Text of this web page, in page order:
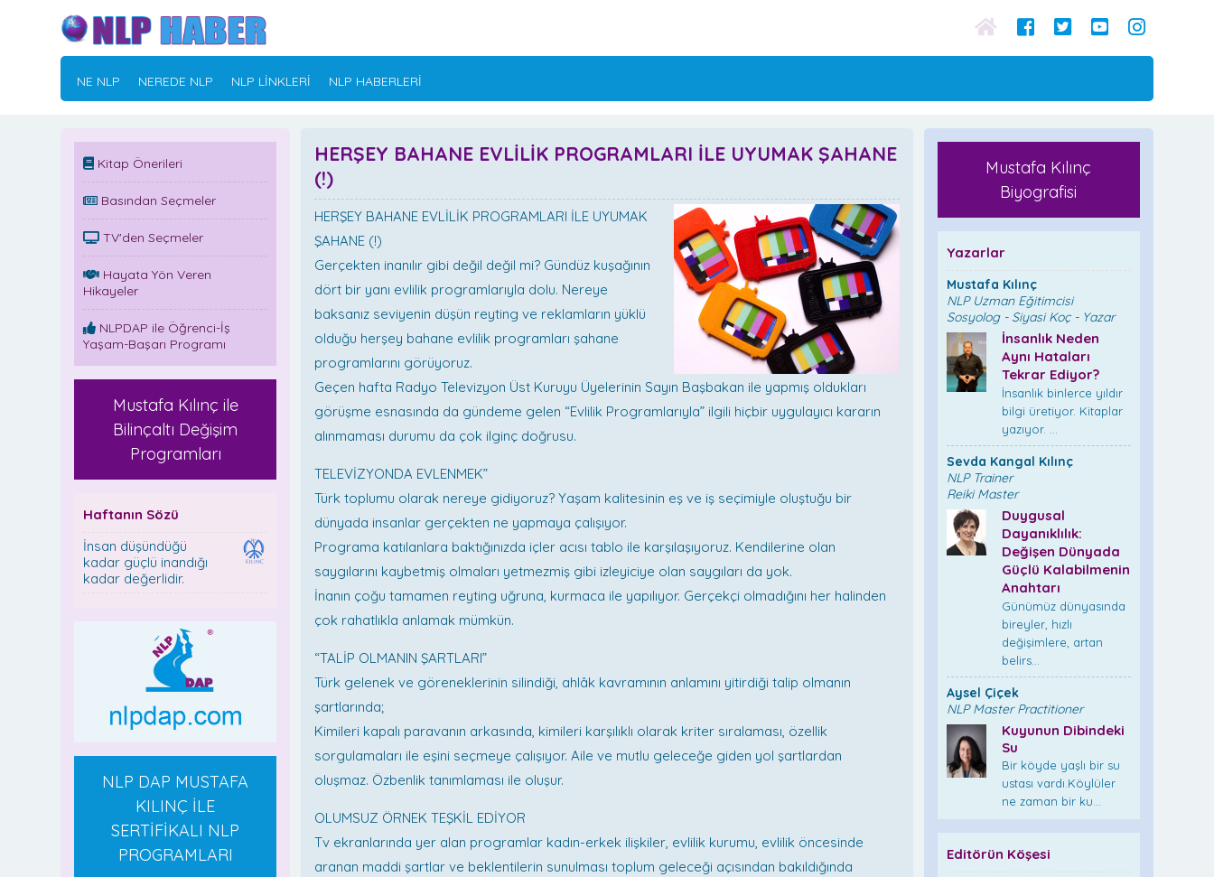
NE NLP NEREDE NLP NLP LİNKLERİ NLP HABERLERİ
Kitap Önerileri
Basından Seçmeler
TV'den Seçmeler
Hayata Yön Veren
Hikayeler
NLPDAP ile Öğrenci-İş
Yaşam-Başarı Programı
Mustafa Kılınç ile
Bilinçaltı Değişim
Programları
Haftanın Sözü
İnsan düşündüğü
kadar güçlü inandığı
kadar değerlidir.
NLP DAP MUSTAFA
KILINÇ İLE
SERTİFİKALI NLP
PROGRAMLARI
HERŞEY BAHANE EVLİLİK PROGRAMLARI İLE UYUMAK ŞAHANE
(!)
HERŞEY BAHANE EVLİLİK PROGRAMLARI İLE UYUMAK
ŞAHANE (!)
Gerçekten inanılır gibi değil değil mi? Gündüz kuşağının
dört bir yanı evlilik programlarıyla dolu. Nereye
baksanız seviyenin düşün reyting ve reklamların yüklü
olduğu herşey bahane evlilik programları şahane
programlarını görüyoruz.
Geçen hafta Radyo Televizyon Üst Kuruyu Üyelerinin Sayın Başbakan ile yapmış oldukları
görüşme esnasında da gündeme gelen “Evlilik Programlarıyla” ilgili hiçbir uygulayıcı kararın
alınmaması durumu da çok ilginç doğrusu.
TELEVİZYONDA EVLENMEK”
Türk toplumu olarak nereye gidiyoruz? Yaşam kalitesinin eş ve iş seçimiyle oluştuğu bir
dünyada insanlar gerçekten ne yapmaya çalışıyor.
Programa katılanlara baktığınızda içler acısı tablo ile karşılaşıyoruz. Kendilerine olan
saygılarını kaybetmiş olmaları yetmezmiş gibi izleyiciye olan saygıları da yok.
İnanın çoğu tamamen reyting uğruna, kurmaca ile yapılıyor. Gerçekçi olmadığını her halinden
çok rahatlıkla anlamak mümkün.
“TALİP OLMANIN ŞARTLARI”
Türk gelenek ve göreneklerinin silindiği, ahlâk kavramının anlamını yitirdiği talip olmanın
şartlarında;
Kimileri kapalı paravanın arkasında, kimileri karşılıklı olarak kriter sıralaması, özellik
sorgulamaları ile eşini seçmeye çalışıyor. Aile ve mutlu geleceğe giden yol şartlardan
oluşmaz. Özbenlik tanımlaması ile oluşur.
OLUMSUZ ÖRNEK TEŞKİL EDİYOR
Tv ekranlarında yer alan programlar kadın-erkek ilişkiler, evlilik kurumu, evlilik öncesinde
aranan maddi şartlar ve beklentilerin sunulması toplum geleceği açısından bakıldığında
Mustafa Kılınç
Biyografisi
Yazarlar
Mustafa Kılınç
NLP Uzman Eğitimcisi
Sosyolog - Siyasi Koç - Yazar
İnsanlık Neden
Aynı Hataları
Tekrar Ediyor?
İnsanlık binlerce yıldır
bilgi üretiyor. Kitaplar
yazıyor. ...
Sevda Kangal Kılınç
NLP Trainer
Reiki Master
Duygusal
Dayanıklılık:
Değişen Dünyada
Güçlü Kalabilmenin
Anahtarı
Günümüz dünyasında
bireyler, hızlı
değişimlere, artan
belirs...
Aysel Çiçek
NLP Master Practitioner
Kuyunun Dibindeki
Su
Bir köyde yaşlı bir su
ustası vardı.Köylüler
ne zaman bir ku...
Editörün Köşesi